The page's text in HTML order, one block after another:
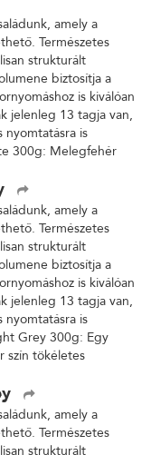
amely a
Természetes
strukturált
biztosítja a
is kiválóan
jelenleg 13 tagja van,
nyomtatásra is
300g: Melegfehér
amely a
Természetes
strukturált
biztosítja a
is kiválóan
jelenleg 13 tagja van,
nyomtatásra is
Grey 300g: Egy
szín tökéletes
amely a
Természetes